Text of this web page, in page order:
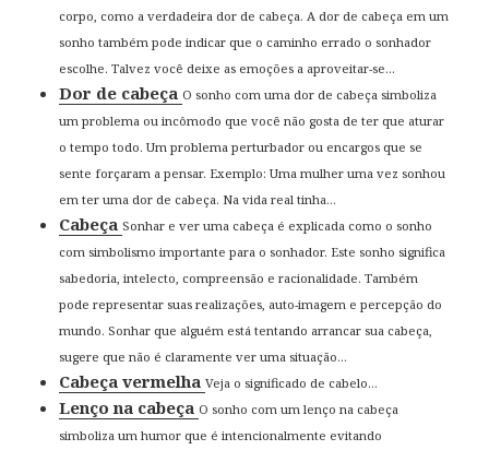
corpo, como a verdadeira dor de cabeça. A dor de cabeça em um
sonho também pode indicar que o caminho errado o sonhador
escolhe. Talvez você deixe as emoções a aproveitar-se...
Dor de cabeça O sonho com uma dor de cabeça simboliza
um problema ou incômodo que você não gosta de ter que aturar
o tempo todo. Um problema perturbador ou encargos que se
sente forçaram a pensar. Exemplo: Uma mulher uma vez sonhou
em ter uma dor de cabeça. Na vida real tinha...
CabeçaSonhar e ver uma cabeça é explicada como o sonho
com simbolismo importante para o sonhador. Este sonho significa
sabedoria, intelecto, compreensão e racionalidade. Também
pode representar suas realizações, auto-imagem e percepção do
mundo. Sonhar que alguém está tentando arrancar sua cabeça,
sugere que não é claramente ver uma situação...
Cabeça vermelhaVeja o significado de cabelo...
Lenço na cabeça O sonho com um lenço na cabeça
simboliza um humor que é intencionalmente evitando